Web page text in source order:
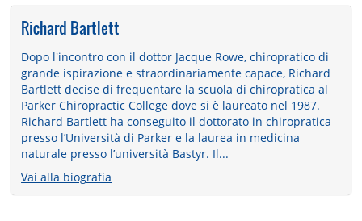
Richard Bartlett
Dopo l'incontro con il dottor Jacque Rowe, chiropratico di
grande ispirazione e straordinariamente capace, Richard
Bartlett decise di frequentare la scuola di chiropratica al
Parker Chiropractic College dove si è laureato nel 1987.
Richard Bartlett ha conseguito il dottorato in chiropratica
presso l’Università di Parker e la laurea in medicina
naturale presso l’università Bastyr. Il...
Vai alla biografia